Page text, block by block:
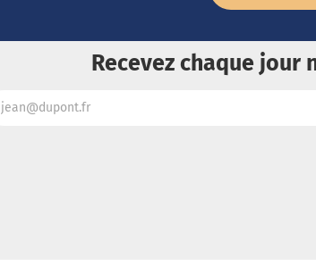
Recevez chaque jour